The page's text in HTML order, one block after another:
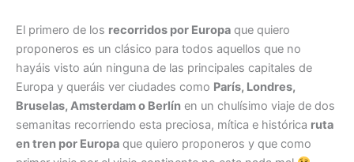
El primero de los recorridos por Europa que quiero
proponeros es un clásico para todos aquellos que no
hayáis visto aún ninguna de las principales capitales de
Europa y queráis ver ciudades como París, Londres,
Bruselas, Amsterdam o Berlín en un chulísimo viaje de dos
semanitas recorriendo esta preciosa, mítica e histórica ruta
en tren por Europa que quiero proponeros y que como